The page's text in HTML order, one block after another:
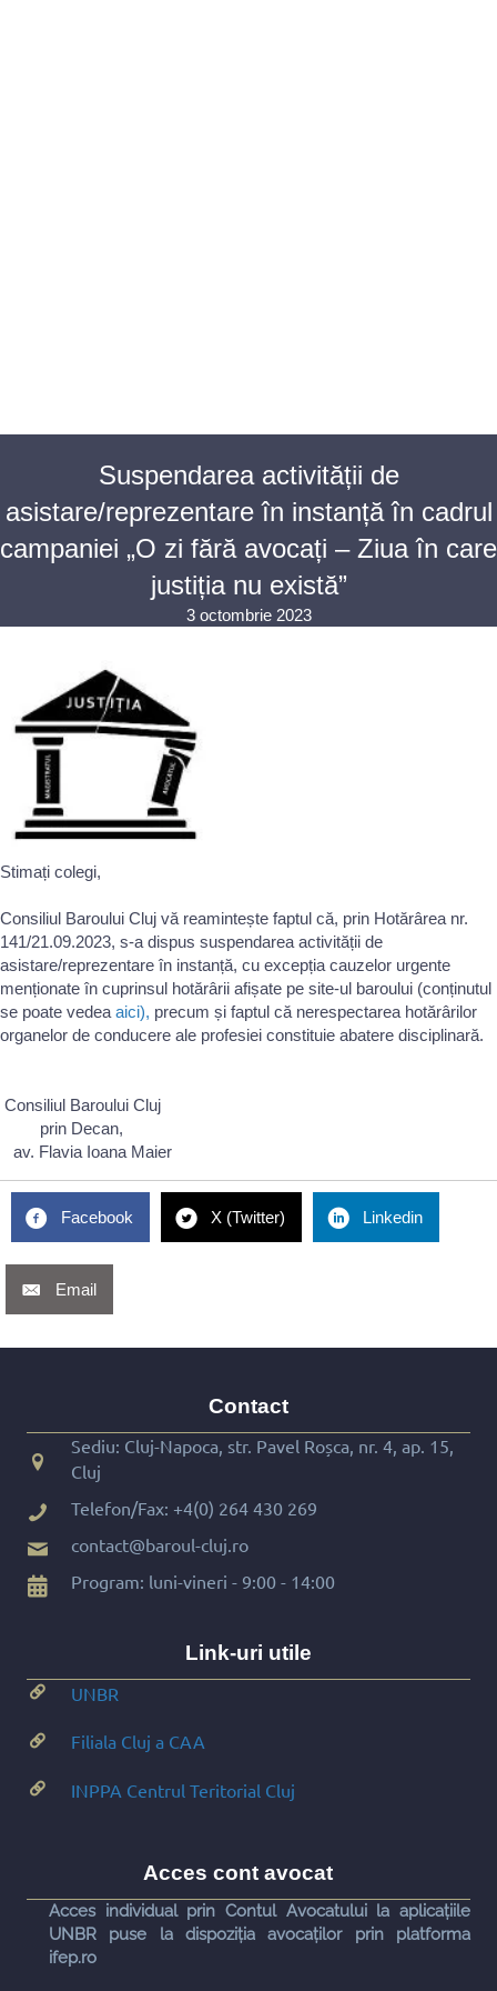
Suspendarea activității de
asistare/reprezentare în instanță în cadrul
campaniei „O zi fără avocați – Ziua în care
justiția nu există”
3 octombrie 2023
Stimați colegi,
Consiliul Baroului Cluj vă reamintește faptul că, prin Hotărârea nr.
141/21.09.2023, s-a dispus suspendarea activității de
asistare/reprezentare în instanță, cu excepția cauzelor urgente
menționate în cuprinsul hotărârii afișate pe site-ul baroului (conținutul
se poate vedea aici), precum și faptul că nerespectarea hotărârilor
organelor de conducere ale profesiei constituie abatere disciplinară.
Consiliul Baroului Cluj
prin Decan,
av. Flavia Ioana Maier
Facebook X (Twitter) Linkedin
Email
Contact
Sediu: Cluj-Napoca, str. Pavel Roșca, nr. 4, ap. 15,
Cluj
Telefon/Fax: +4(0) 264 430 269
contact@baroul-cluj.ro
Program: luni-vineri - 9:00 - 14:00
Link-uri utile
UNBR
Filiala Cluj a CAA
INPPA Centrul Teritorial Cluj
Acces cont avocat
Acces individual prin Contul Avocatului la aplicațiile
UNBR puse la dispoziția avocaților prin platforma
ifep.ro